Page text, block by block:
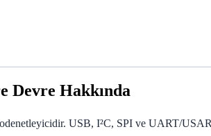
Devre Hakkında
USB, I²C, SPI ve UART/